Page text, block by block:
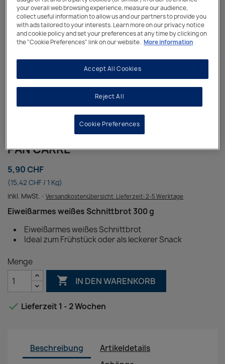
PAN CARRÉ
5,90 CHF
(15,42 CHF / 1 Kg)
inkl. MwSt.
Versandkostenübersicht. Lieferzeit: 2-5 Werktage
Eiweißarmes weißes Schnittbrot 300 g
Eiweißarmes weißes Schnittbrot
Ideal zum Frühstück oder als leckerer Snack
Menge
 IN DEN WARENKORB
 Lieferzeit 1 - 2 Wochen
Beschreibung
Artikeldetails
your overall web browsing experience, measure our audience,
collect useful information to allow us and our partners to provide you
with ads tailored to your interests. Learn more on our privacy notice
and cookie policy and set your preferences at any time by clicking on
the "Cookie Preferences" link on our website. More information
Reject All
Accept All Cookies
Cookie Preferences